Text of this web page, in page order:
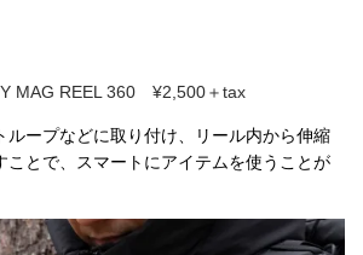
MAG REEL 360 ¥2,500＋tax
ループなどに取り付け、リール内から伸縮
ことで、スマートにアイテムを使うことが